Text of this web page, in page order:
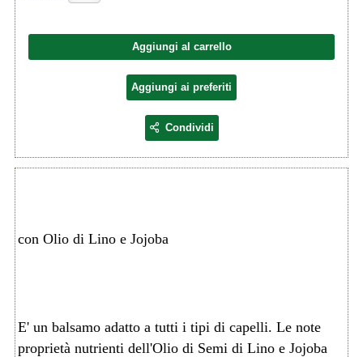
Aggiungi al carrello
Aggiungi ai preferiti
Condividi
con Olio di Lino e Jojoba
E' un balsamo adatto a tutti i tipi di capelli. Le note
proprietà nutrienti dell'Olio di Semi di Lino e Jojoba